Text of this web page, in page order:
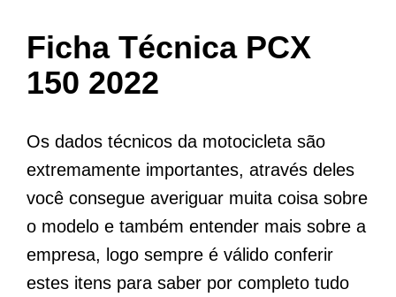
Ficha Técnica PCX
150 2022
Os dados técnicos da motocicleta são
extremamente importantes, através deles
você consegue averiguar muita coisa sobre
o modelo e também entender mais sobre a
empresa, logo sempre é válido conferir
estes itens para saber por completo tudo